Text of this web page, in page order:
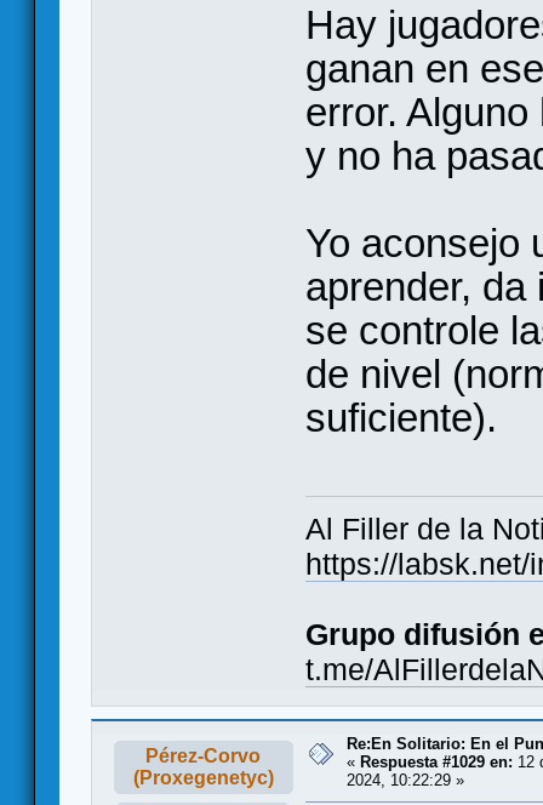
Hay
ganan en
error.
y no ha
Yo aconsejo
aprender, da
se controle
de nivel
suficiente).
Al Filler de la
https://labsk.net/
Grupo difusión
t.me/
Pérez-Corvo
(Proxegenetyc)
Re:En Solitario: En el
« Respuesta #1029 en: 12
2024, 10:22:29 »